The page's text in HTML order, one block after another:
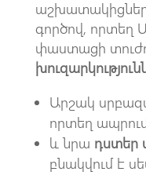
գործով, որտեղ
փաստացի
Արշակ
որտեղ
և նրա դստեր
բնակվում է